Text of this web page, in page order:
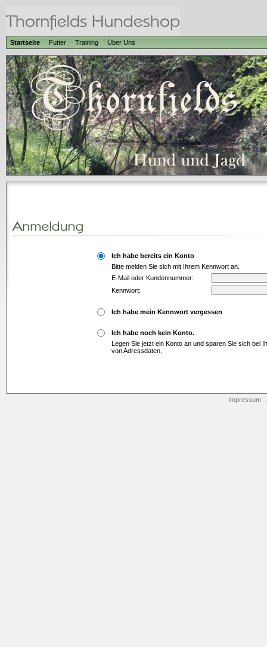
Startseite Futter Training Über Uns
Ich habe bereits ein Konto
Bitte melden Sie sich mit Ihrem Kennwort an.
E-Mail oder Kundennummer:
Kennwort:
Ich habe mein Kennwort vergessen
Ich habe noch kein Konto.
Legen Sie jetzt ein Konto an und sparen Sie sich bei
von Adressdaten.
Impressum